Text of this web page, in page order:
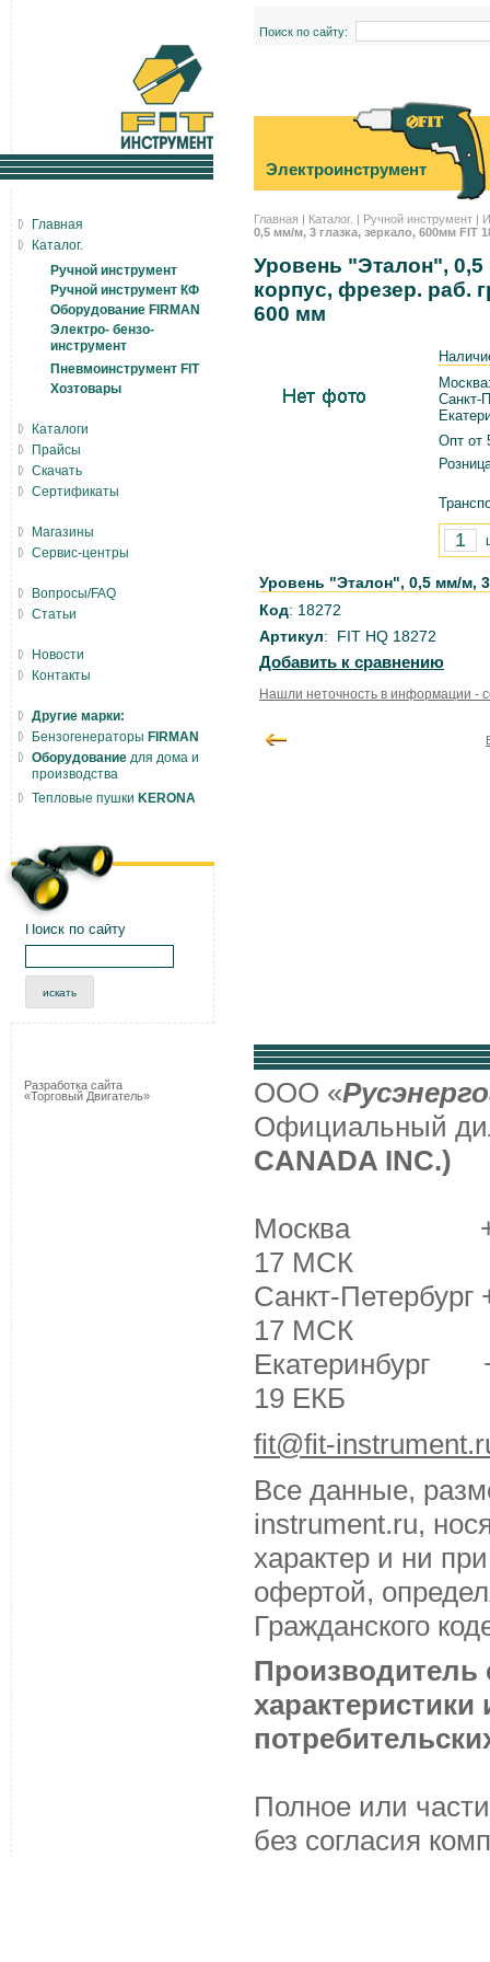
Поиск по сайту:
Электроинструмент
Главная | Каталог. | Ручной инструмент |
0,5 мм/м, 3 глазка, зеркало, 600мм FIT
Уровень "Эталон", 0,5
корпус, фрезер. раб.
600 мм
Санкт-
Опт от
Уровень "Эталон", 0,5 мм/м, 3
Код: 18272
Артикул: FIT HQ 18272
Добавить к сравнению
Нашли неточность в информации -
Главная
Каталог.
Ручной инструмент
Ручной инструмент КФ
Оборудование FIRMAN
Электро- бензо-
инструмент
Пневмоинструмент FIT
Хозтовары
Каталоги
Прайсы
Скачать
Сертификаты
Магазины
Сервис-центры
Вопросы/FAQ
Статьи
Новости
Контакты
Другие марки:
Бензогенераторы FIRMAN
Оборудование для дома и
производства
Тепловые пушки KERONA
Поиск по сайту
Разработка сайта
«Торговый Двигатель»
ООО «
Официальный
CANADA INC.)
Москва +7
17 МСК
Санкт-
17 МСК
Екатеринбург
19 ЕКБ
fit@fit-
Все данные,
instrument.ru,
характер и ни
офертой,
Гражданского
Производитель
Полное или
без согласия